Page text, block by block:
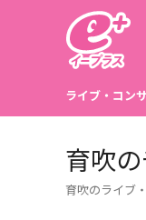
ライブ・コン
育吹
育吹のライブ